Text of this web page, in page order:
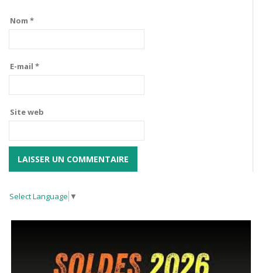
Nom *
E-mail *
Site web
Select Language ▼